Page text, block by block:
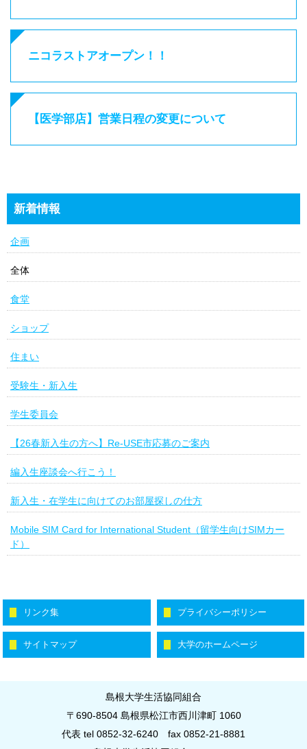
ニコラストアオープン！！
【医学部店】営業日程の変更について
新着情報
企画
全体
食堂
ショップ
住まい
受験生・新入生
学生委員会
【26春新入生の方へ】Re-USE市応募のご案内
編入生座談会へ行こう！
新入生・在学生に向けてのお部屋探しの仕方
Mobile SIM Card for International Student（留学生向けSIMカー
ド）
リンク集 プライバシーポリシー
サイトマップ 大学のホームページ
島根大学生活協同組合
〒690-8504 島根県松江市西川津町 1060
代表 tel 0852-32-6240
fax 0852-21-8881